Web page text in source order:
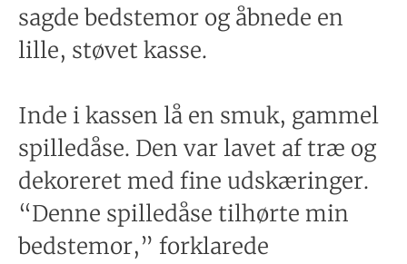
sagde bedstemor og åbnede en
lille, støvet kasse.
Inde i kassen lå en smuk, gammel
spilledåse. Den var lavet af træ og
dekoreret med fine udskæringer.
“Denne spilledåse tilhørte min
bedstemor,” forklarede